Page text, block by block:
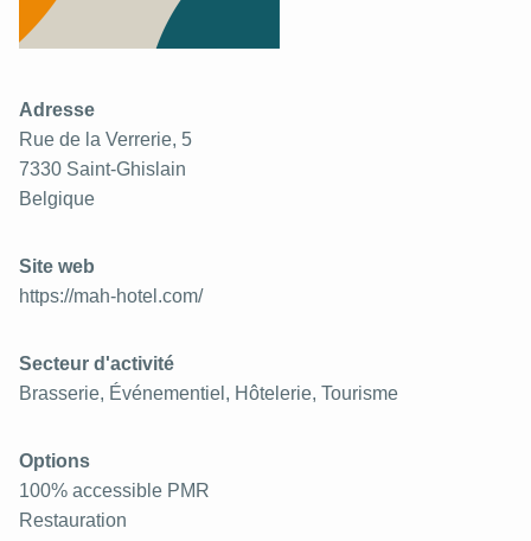
Adresse
Rue de la Verrerie, 5
7330 Saint-Ghislain
Belgique
Site web
https://mah-hotel.com/
Secteur d'activité
Brasserie, Événementiel, Hôtelerie, Tourisme
Options
100% accessible PMR
Restauration